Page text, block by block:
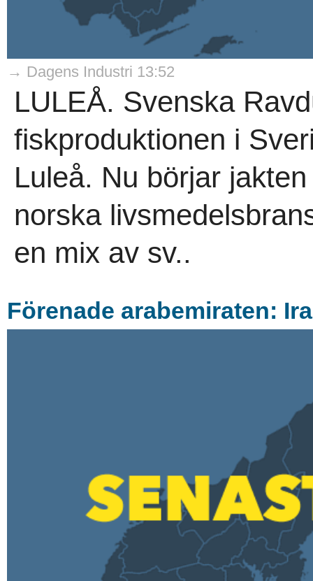
→ Dagens Industri 13:52
LULEÅ. Svenska
fiskproduktionen i
Luleå. Nu börjar
norska
en mix av sv..
Förenade arabemiraten: